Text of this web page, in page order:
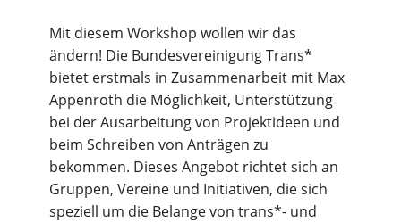
Mit diesem Workshop wollen wir das
ändern! Die Bundesvereinigung Trans*
bietet erstmals in Zusammenarbeit mit Max
Appenroth die Möglichkeit, Unterstützung
bei der Ausarbeitung von Projektideen und
beim Schreiben von Anträgen zu
bekommen. Dieses Angebot richtet sich an
Gruppen, Vereine und Initiativen, die sich
speziell um die Belange von trans*- und